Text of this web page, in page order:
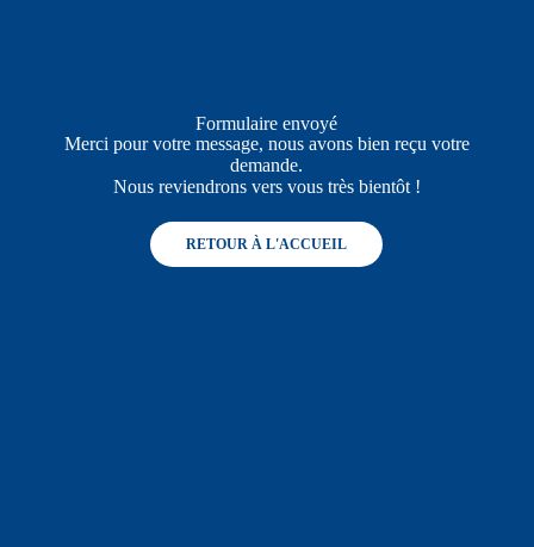
Formulaire envoyé
Merci pour votre message, nous avons bien reçu votre
demande.
Nous reviendrons vers vous très bientôt !
RETOUR À L'ACCUEIL